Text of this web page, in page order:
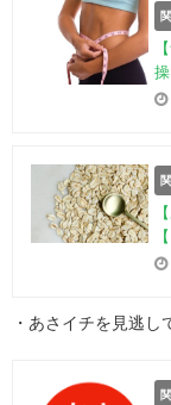
・あさイチを見逃し